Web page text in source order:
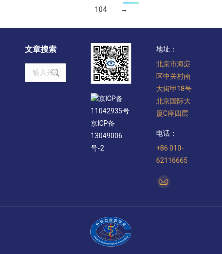
104
→
文章搜索
Search:
京ICP备
11042935号
京ICP备
13049006
号-2
地址：
北京市海淀
区中关村南
大街甲18号
北京国际大
厦C座四层
电话：
+86 010-
62116665
找到我们：
Mail